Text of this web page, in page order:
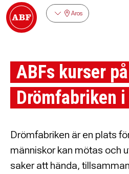
Aros
ABFs kurser på
Drömfabriken
Drömfabriken är en plats
människor kan mötas och
saker att hända,